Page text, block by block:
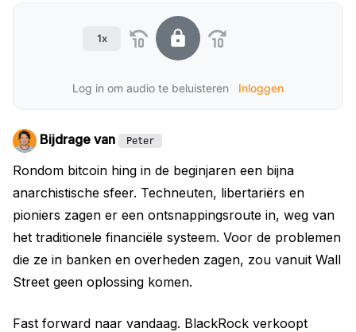
1x
Log in om audio te beluisteren Inloggen
Bijdrage van Peter
Rondom bitcoin hing in de beginjaren een bijna
anarchistische sfeer. Techneuten, libertariërs en
pioniers zagen er een ontsnappingsroute in, weg van
het traditionele financiële systeem. Voor de problemen
die ze in banken en overheden zagen, zou vanuit Wall
Street geen oplossing komen.
Fast forward naar vandaag. BlackRock verkoopt